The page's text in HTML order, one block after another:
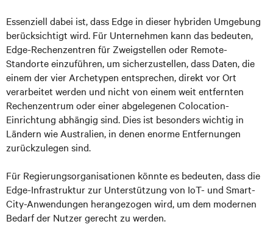
Essenziell dabei ist, dass Edge in dieser hybriden Umgebung
berücksichtigt wird. Für Unternehmen kann das bedeuten,
Edge-Rechenzentren für Zweigstellen oder Remote-
Standorte einzuführen, um sicherzustellen, dass Daten, die
einem der vier Archetypen entsprechen, direkt vor Ort
verarbeitet werden und nicht von einem weit entfernten
Rechenzentrum oder einer abgelegenen Colocation-
Einrichtung abhängig sind. Dies ist besonders wichtig in
Ländern wie Australien, in denen enorme Entfernungen
zurückzulegen sind.
Für Regierungsorganisationen könnte es bedeuten, dass die
Edge-Infrastruktur zur Unterstützung von IoT- und Smart-
City-Anwendungen herangezogen wird, um dem modernen
Bedarf der Nutzer gerecht zu werden.